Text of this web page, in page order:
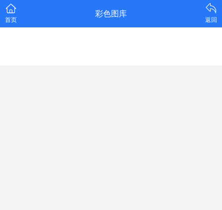
首页
彩色图库
返回